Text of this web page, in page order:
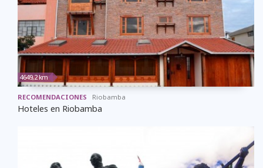
4649,2 km
RECOMENDACIONES Riobamba
Hoteles en Riobamba